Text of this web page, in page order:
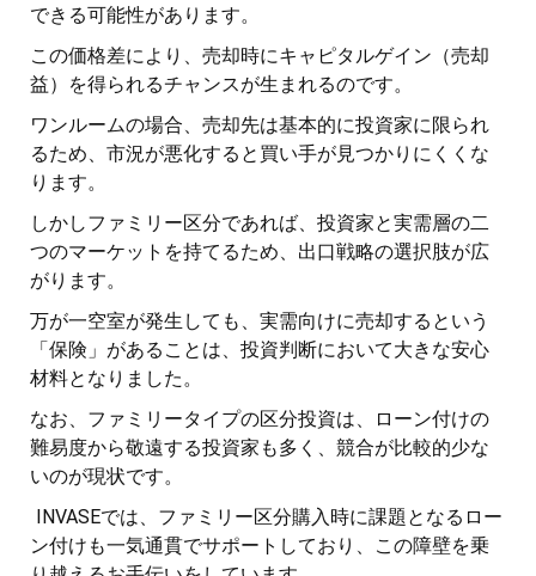
できる可能性があります。
この価格差により、売却時にキャピタルゲイン（売却
益）を得られるチャンスが生まれるのです。
ワンルームの場合、売却先は基本的に投資家に限られ
るため、市況が悪化すると買い手が見つかりにくくな
ります。
しかしファミリー区分であれば、投資家と実需層の二
つのマーケットを持てるため、出口戦略の選択肢が広
がります。
万が一空室が発生しても、実需向けに売却するという
「保険」があることは、投資判断において大きな安心
材料となりました。
なお、ファミリータイプの区分投資は、ローン付けの
難易度から敬遠する投資家も多く、競合が比較的少な
いのが現状です。
INVASEでは、ファミリー区分購入時に課題となるロー
ン付けも一気通貫でサポートしており、この障壁を乗